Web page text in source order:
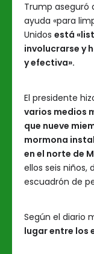
Trump aseguró
ayuda «para
Unidos está
involucrarse y
y efectiva».
El presidente
varios medios
que nueve
mormona
en el norte de
ellos seis niños,
escuadrón de
Según el diario
lugar entre los